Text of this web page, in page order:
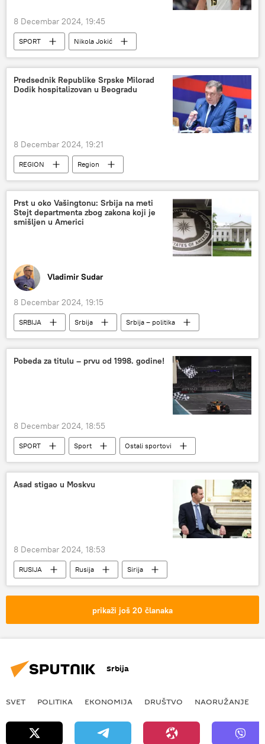
8 Decembar 2024, 19:45
SPORT
Nikola Jokić
NBA u bojama Srbije
Sport Košarka
Predsednik Republike Srpske Milorad
Dodik hospitalizovan u Beogradu
8 Decembar 2024, 19:21
REGION
Region
Republika Srpska (RS)
Milorad Dodik
Prst u oko Vašingtonu: Srbija na meti
Stejt departmenta zbog zakona koji je
smišljen u Americi
Vladimir Sudar
8 Decembar 2024, 19:15
SRBIJA Srbija
Srbija – politika
zakon
strani agenti
SAD
Analize i mišljenja
Pobeda za titulu – prvu od 1998. godine!
8 Decembar 2024, 18:55
SPORT Sport
Ostali sportovi
Formula 1
Asad stigao u Moskvu
8 Decembar 2024, 18:53
RUSIJA Rusija
Sirija
Bašar el Asad
prikaži još 20 članaka
Srbija
SVET POLITIKA EKONOMIJA DRUŠTVO NAORUŽANJE